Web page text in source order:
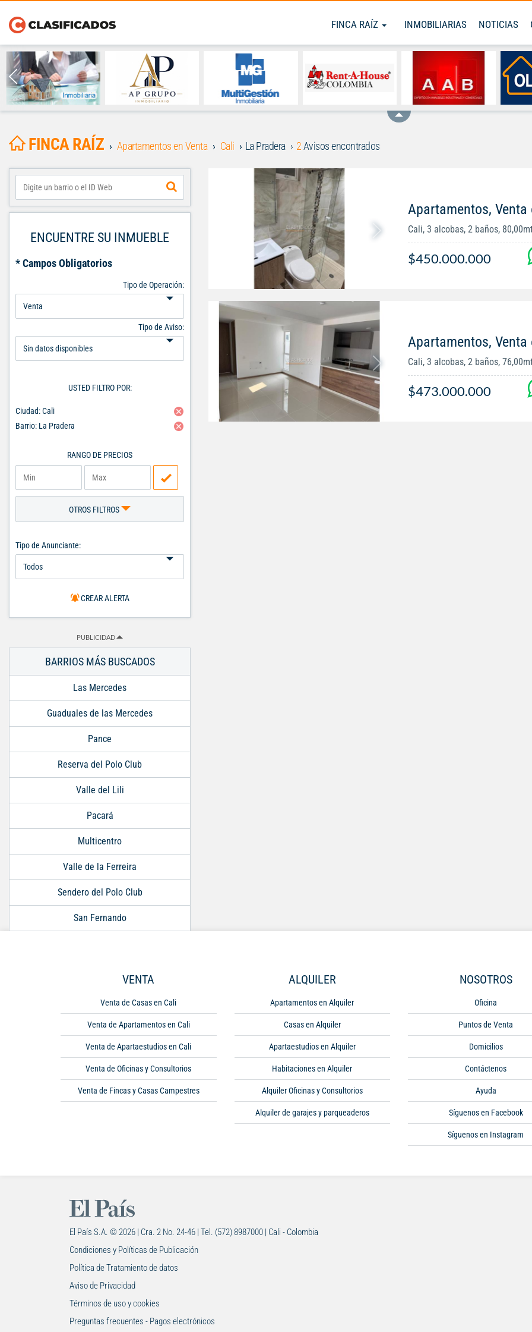
FINCA RAÍZ INMOBILIARIAS NOTICIAS
FINCA RAÍZ Apartamentos en Venta Cali La Pradera 2Avisos encontrados
Apartamentos, Venta
Cali, 3 alcobas, 2 baños,
$450.000.000
Apartamentos, Venta
Cali, 3 alcobas, 2 baños,
$473.000.000
ENCUENTRE SU INMUEBLE
* Campos Obligatorios
Tipo de Operación:
Tipo de Aviso:
USTED FILTRO POR:
Ciudad: Cali
Barrio: La Pradera
RANGO DE PRECIOS
OTROS FILTROS
Tipo de Anunciante:
CREAR ALERTA
PUBLICIDAD
BARRIOS MÁS BUSCADOS
Las Mercedes
Guaduales de las Mercedes
Pance
Reserva del Polo Club
Valle del Lili
Pacará
Multicentro
Valle de la Ferreira
Sendero del Polo Club
San Fernando
VENTA
Venta de Casas en Cali
Venta de Apartamentos en Cali
Venta de Apartaestudios en Cali
Venta de Oficinas y Consultorios
Venta de Fincas y Casas Campestres
ALQUILER
Apartamentos en Alquiler
Casas en Alquiler
Apartaestudios en Alquiler
Habitaciones en Alquiler
Alquiler Oficinas y Consultorios
Alquiler de garajes y parqueaderos
NOSOTROS
Oficina
Puntos de Venta
Domicilios
Contáctenos
Ayuda
Síguenos en Facebook
Síguenos en Instagram
El País S.A. © 2026 | Cra. 2 No. 24-46 | Tel. (572) 8987000 | Cali - Colombia
Condiciones y Políticas de Publicación
Política de Tratamiento de datos
Aviso de Privacidad
Términos de uso y cookies
Preguntas frecuentes - Pagos electrónicos